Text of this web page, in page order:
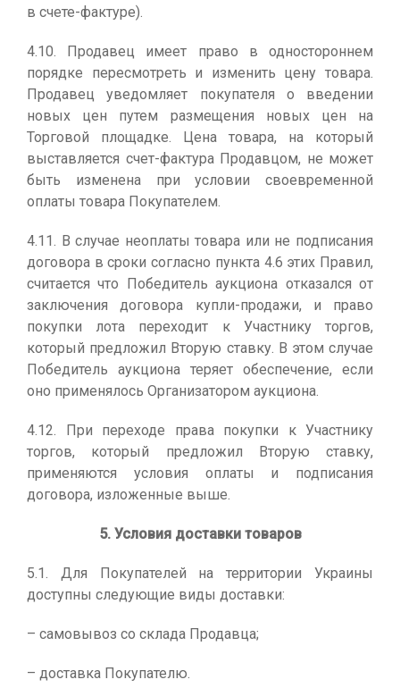
в счете-фактуре).
4.10. Продавец имеет право в одностороннем
порядке пересмотреть и изменить цену товара.
Продавец уведомляет покупателя о введении
новых цен путем размещения новых цен на
Торговой площадке. Цена товара, на который
выставляется счет-фактура Продавцом, не может
быть изменена при условии своевременной
оплаты товара Покупателем.
4.11. В случае неоплаты товара или не подписания
договора в сроки согласно пункта 4.6 этих Правил,
считается что Победитель аукциона отказался от
заключения договора купли-продажи, и право
покупки лота переходит к Участнику торгов,
который предложил Вторую ставку. В этом случае
Победитель аукциона теряет обеспечение, если
оно применялось Организатором аукциона.
4.12. При переходе права покупки к Участнику
торгов, который предложил Вторую ставку,
применяются условия оплаты и подписания
договора, изложенные выше.
5. Условия доставки товаров
5.1. Для Покупателей на территории Украины
доступны следующие виды доставки:
– самовывоз со склада Продавца;
– доставка Покупателю.